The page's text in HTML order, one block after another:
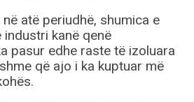
atë periudhë, shumica e
kanë qenë
pasur edhe raste të izoluara
që ajo i ka kuptuar më